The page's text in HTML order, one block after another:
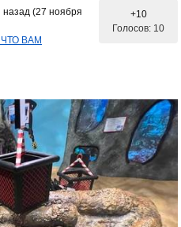
назад (27 ноября
ЧТО ВАМ
+10
Голосов: 10